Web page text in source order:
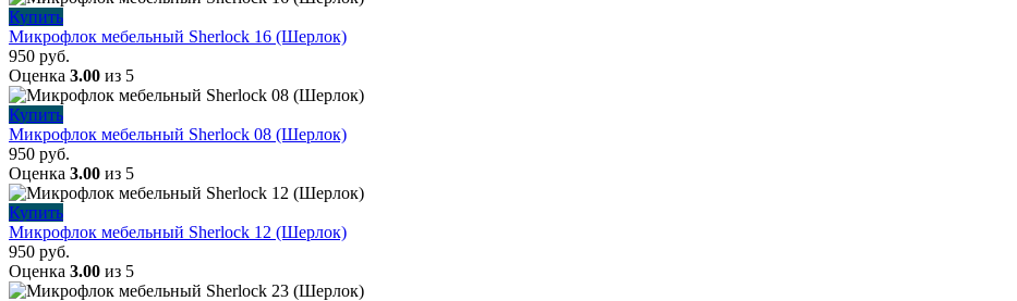
Купить
Микрофлок мебельный Sherlock 16 (Шерлок)
950 руб.
Оценка 3.00 из 5
Купить
Микрофлок мебельный Sherlock 08 (Шерлок)
950 руб.
Оценка 3.00 из 5
Купить
Микрофлок мебельный Sherlock 12 (Шерлок)
950 руб.
Оценка 3.00 из 5